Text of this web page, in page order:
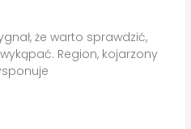
że warto sprawdzić,
Region, kojarzony